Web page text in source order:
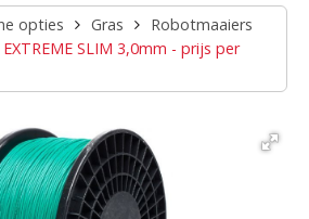
opties Gras
Robotmaaiers
EXTREME SLIM 3,0mm - prijs per